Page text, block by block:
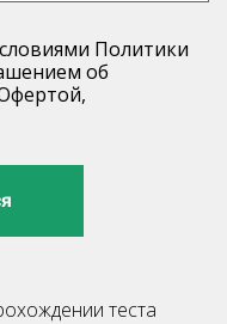
Политики
об
теста